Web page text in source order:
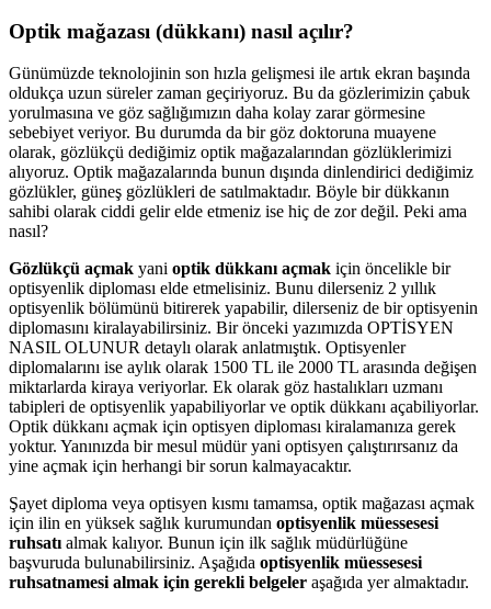
Optik mağazası (dükkanı) nasıl açılır?
Günümüzde teknolojinin son hızla gelişmesi ile artık ekran başında
oldukça uzun süreler zaman geçiriyoruz. Bu da gözlerimizin çabuk
yorulmasına ve göz sağlığımızın daha kolay zarar görmesine
sebebiyet veriyor. Bu durumda da bir göz doktoruna muayene
olarak, gözlükçü dediğimiz optik mağazalarından gözlüklerimizi
alıyoruz. Optik mağazalarında bunun dışında dinlendirici dediğimiz
gözlükler, güneş gözlükleri de satılmaktadır. Böyle bir dükkanın
sahibi olarak ciddi gelir elde etmeniz ise hiç de zor değil. Peki ama
nasıl?
Gözlükçü açmak yani optik dükkanı açmak için öncelikle bir
optisyenlik diploması elde etmelisiniz. Bunu dilerseniz 2 yıllık
optisyenlik bölümünü bitirerek yapabilir, dilerseniz de bir optisyenin
diplomasını kiralayabilirsiniz. Bir önceki yazımızda OPTİSYEN
NASIL OLUNUR detaylı olarak anlatmıştık. Optisyenler
diplomalarını ise aylık olarak 1500 TL ile 2000 TL arasında değişen
miktarlarda kiraya veriyorlar. Ek olarak göz hastalıkları uzmanı
tabipleri de optisyenlik yapabiliyorlar ve optik dükkanı açabiliyorlar.
Optik dükkanı açmak için optisyen diploması kiralamanıza gerek
yoktur. Yanınızda bir mesul müdür yani optisyen çalıştırırsanız da
yine açmak için herhangi bir sorun kalmayacaktır.
Şayet diploma veya optisyen kısmı tamamsa, optik mağazası açmak
için ilin en yüksek sağlık kurumundan optisyenlik müessesesi
ruhsatı almak kalıyor. Bunun için ilk sağlık müdürlüğüne
başvuruda bulunabilirsiniz. Aşağıda optisyenlik müessesesi
ruhsatnamesi almak için gerekli belgeler aşağıda yer almaktadır.